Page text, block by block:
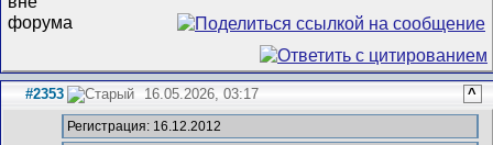
#2353 16.05.2026, 03:17 ^
Регистрация: 16.12.2012